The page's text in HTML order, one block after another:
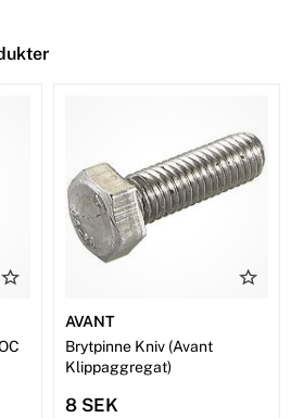
AVANT
Brytpinne Kniv (Avant
Klippaggregat)
8 SEK